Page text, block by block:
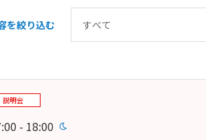
を絞り込む
説明会
- 18:00